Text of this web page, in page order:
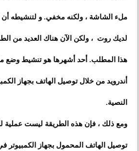
ملء الشاشة ، ولكنه مخفي. و لتنشيطه أن
لديك روت ، ولكن الآن هناك العديد من
هذا المطلب. أحد أشهرها هو تنشيط وضع
أندرويد من خلال توصيل الهاتف بجهاز
النصية.
ومع ذلك ، فإن هذه الطريقة ليست عملية
توصيل الهاتف المحمول بجهاز الكمبيوتر